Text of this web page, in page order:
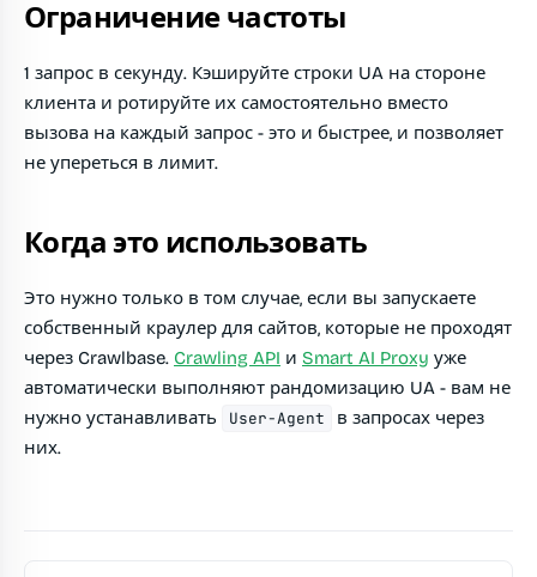
Ограничение частоты
1 запрос в секунду. Кэшируйте строки UA на стороне
клиента и ротируйте их самостоятельно вместо
вызова на каждый запрос - это и быстрее, и позволяет
не упереться в лимит.
Когда это использовать
Это нужно только в том случае, если вы запускаете
собственный краулер для сайтов, которые не проходят
через Crawlbase. Crawling API и Smart AI Proxy уже
автоматически выполняют рандомизацию UA - вам не
нужно устанавливать
User-Agent
в запросах через
них.